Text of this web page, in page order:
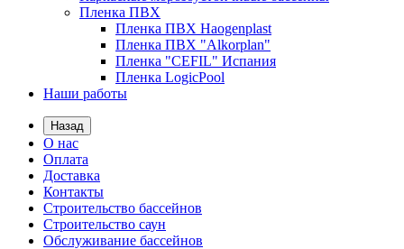
Пленка ПВХ
Пленка ПВХ Haogenplast
Пленка ПВХ "Alkorplan"
Пленка "CEFIL" Испания
Пленка LogicPool
Наши работы
Назад
О нас
Оплата
Доставка
Контакты
Строительство бассейнов
Строительство саун
Обслуживание бассейнов